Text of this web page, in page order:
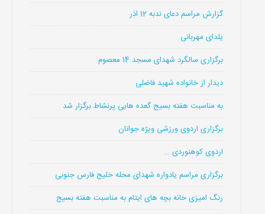
گزارش مراسم دعای ندبه 12 اذر
یلدای مهربانی
برگزاری سالگرد شهدای مسجد 14 معصوم
دیدار از خانواده شهید فاضلی
به مناسبت هفته بسیج گعده هایی پرنشاط برگزار شد
برگزاری اردوی ورزشی ویژه جوانان
اردوی کوهنوردی …
برگزاری مراسم یادواره شهدای محله خلیج فارس جنوبی
رنگ امیزی خانه بچه های ایتام به مناسبت هفته بسیج